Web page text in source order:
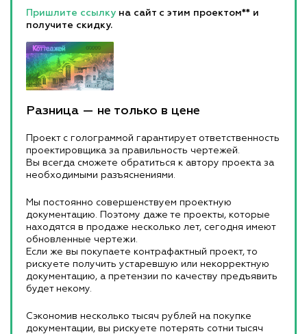
Пришлите ссылку на сайт с этим проектом** и
получите скидку.
Разница — не только в цене
Проект с голограммой гарантирует ответственность
проектировщика за правильность чертежей.
Вы всегда сможете обратиться к автору проекта за
необходимыми разъяснениями.
Мы постоянно совершенствуем проектную
документацию. Поэтому даже те проекты, которые
находятся в продаже несколько лет, сегодня имеют
обновленные чертежи.
Если же вы покупаете контрафактный проект, то
рискуете получить устаревшую или некорректную
документацию, а претензии по качеству предъявить
будет некому.
Сэкономив несколько тысяч рублей на покупке
документации, вы рискуете потерять сотни тысяч